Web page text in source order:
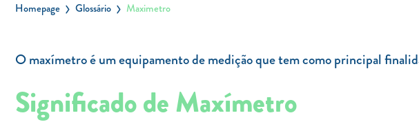
Homepage Glossário Maximetro
O maxímetro é um equipamento de medição que tem como principal
Significado de Maxímetro